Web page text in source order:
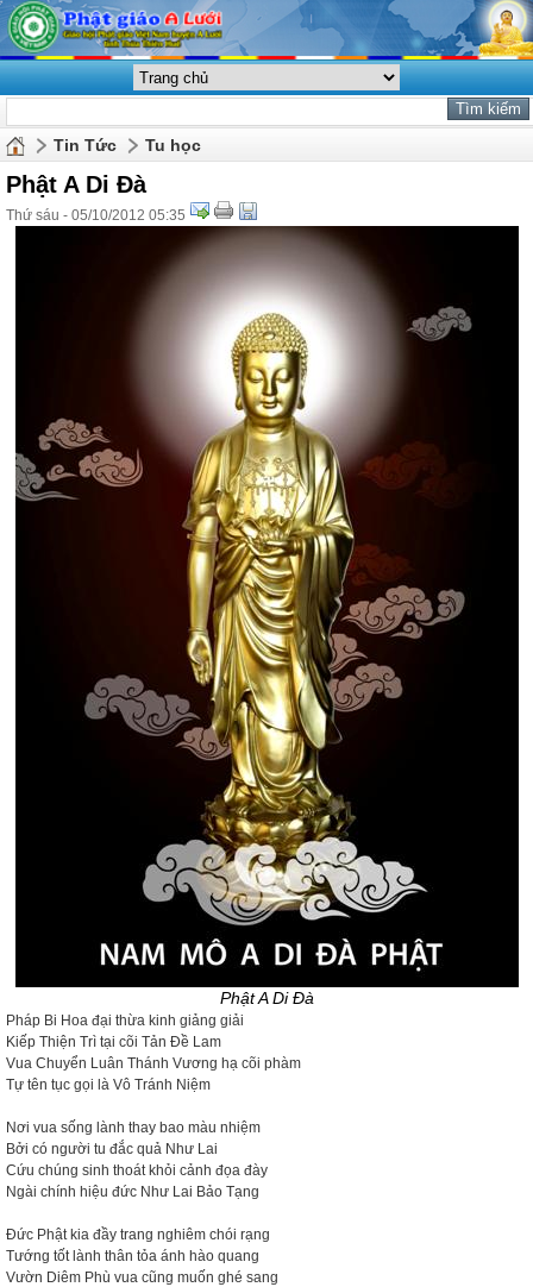
Tin Tức Tu học
Phật A Di Đà
Thứ sáu - 05/10/2012 05:35
Phật A Di Đà
Pháp Bi Hoa đại thừa kinh giảng giải
Kiếp Thiện Trì tại cõi Tản Đề Lam
Vua Chuyển Luân Thánh Vương hạ cõi phàm
Tự tên tục gọi là Vô Tránh Niệm
Nơi vua sống lành thay bao màu nhiệm
Bởi có người tu đắc quả Như Lai
Cứu chúng sinh thoát khỏi cảnh đọa đày
Ngài chính hiệu đức Như Lai Bảo Tạng
Đức Phật kia đầy trang nghiêm chói rạng
Tướng tốt lành thân tỏa ánh hào quang
Vườn Diêm Phù vua cũng muốn ghé sang